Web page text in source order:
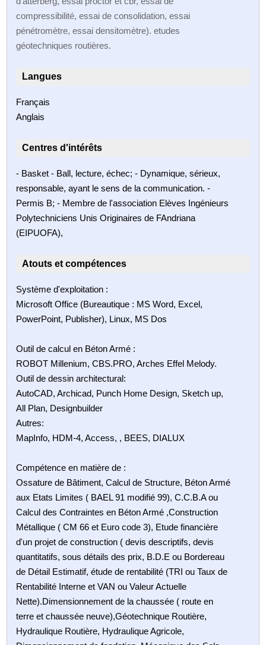
compressibilité, essai de consolidation, essai
pénétromètre, essai densitomètre). etudes
géotechniques routières.
Langues
Français
Anglais
Centres d'intérêts
- Basket - Ball, lecture, échec; - Dynamique, sérieux,
responsable, ayant le sens de la communication. -
Permis B; - Membre de l'association Elèves Ingénieurs
Polytechniciens Unis Originaires de FAndriana
(EIPUOFA),
Atouts et compétences
Système d'exploitation :
Microsoft Office (Bureautique : MS Word, Excel,
PowerPoint, Publisher), Linux, MS Dos
Outil de calcul en Béton Armé :
ROBOT Millenium, CBS.PRO, Arches Effel Melody.
Outil de dessin architectural:
AutoCAD, Archicad, Punch Home Design, Sketch up,
All Plan, Designbuilder
Autres:
MapInfo, HDM-4, Access, , BEES, DIALUX
Compétence en matière de :
Ossature de Bâtiment, Calcul de Structure, Béton Armé
aux Etats Limites ( BAEL 91 modifié 99), C.C.B.A ou
Calcul des Contraintes en Béton Armé ,Construction
Métallique ( CM 66 et Euro code 3), Etude financière
d'un projet de construction ( devis descriptifs, devis
quantitatifs, sous détails des prix, B.D.E ou Bordereau
de Détail Estimatif, étude de rentabilité (TRI ou Taux de
Rentabilité Interne et VAN ou Valeur Actuelle
Nette).Dimensionnement de la chaussée ( route en
terre et chaussée neuve),Géotechnique Routière,
Hydraulique Routière, Hydraulique Agricole,